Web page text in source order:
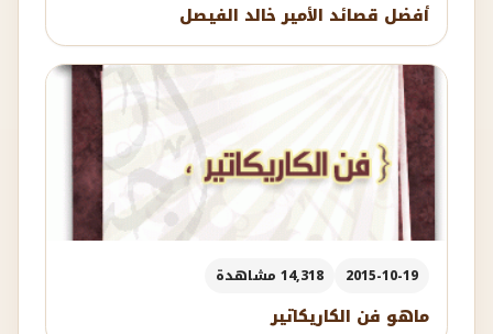
أفضل قصائد الأمير خالد الفيصل
2015-10-19 14,318 مشاهدة
ماهو فن الكاريكاتير